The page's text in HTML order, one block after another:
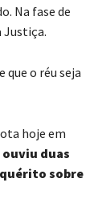
Na fase de
Justiça.
que o réu seja
hoje em
duas
sobre